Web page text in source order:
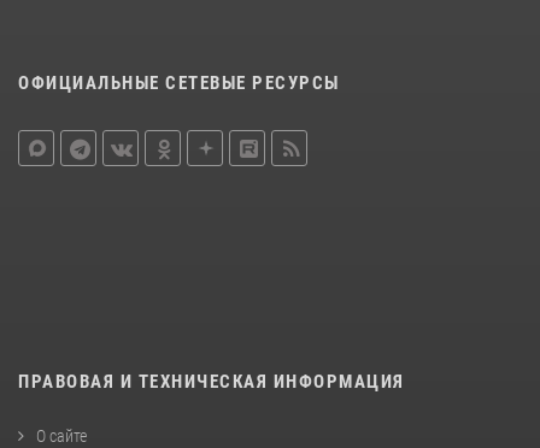
ОФИЦИАЛЬНЫЕ СЕТЕВЫЕ РЕСУРСЫ
ПРАВОВАЯ И ТЕХНИЧЕСКАЯ ИНФОРМАЦИЯ
О сайте